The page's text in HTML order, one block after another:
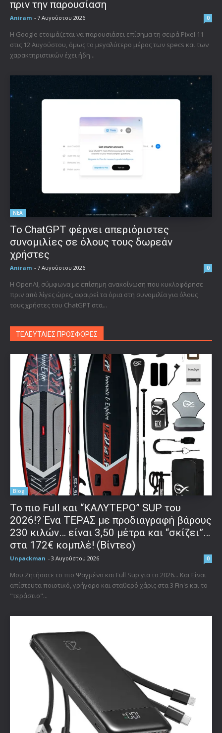
πριν την παρουσίαση
Aniram - 7 Αυγούστου 2026 0
Η Google ετοιμάζεται να παρουσιάσει επίσημα τη σειρά Pixel 11
στις 12 Αυγούστου, όμως το μεγαλύτερο μέρος των specs και των
χαρακτηριστικών έχει ήδη...
ΝΕΑ
Το ChatGPT φέρνει απεριόριστες
συνομιλίες σε όλους τους δωρεάν
χρήστες
Aniram - 7 Αυγούστου 2026 0
Η OpenAI, σύμφωνα με επίσημη ανακοίνωση που κυκλοφόρησε
πριν από λίγες ώρες, αφαιρεί τα όρια στη συνομιλία για όλους
τους χρήστες του ChatGPT στα...
ΤΕΛΕΥΤΑΙΕΣ ΠΡΟΣΦΟΡΕΣ
Blog
To πιο Full και “ΚΑΛΥΤΕΡΟ” SUP του
2026!? Ένα ΤΕΡΑΣ με προδιαγραφή βάρους
230 κιλών… είναι 3,50 μέτρα και “σκίζει”…
στα 172€ κομπλέ! (Βίντεο)
Unpackman - 3 Αυγούστου 2026 0
Μου Ζητήσατε το πιο Ψαγμένο και Full Sup για το 2026... Και Είναι
απίστευτα ποιοτικό, γρήγορο και σταθερό χάρις στα 3 Fin's και το
"τεράστιο"...